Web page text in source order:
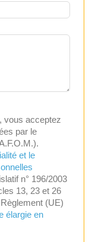
vous acceptez
par le
et le
n° 196/2003
13, 23 et 26
(UE)
élargie en